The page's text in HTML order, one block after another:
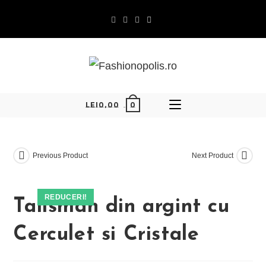
content
LEI0,00 0
REDUCERI!
Previous Product Next Product
Talisman din argint cu
Cerculet si Cristale